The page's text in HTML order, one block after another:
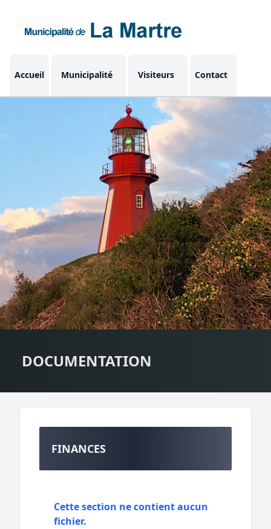
Accueil Municipalité Visiteurs Contact
DOCUMENTATION
FINANCES
Cette section ne contient aucun
fichier.